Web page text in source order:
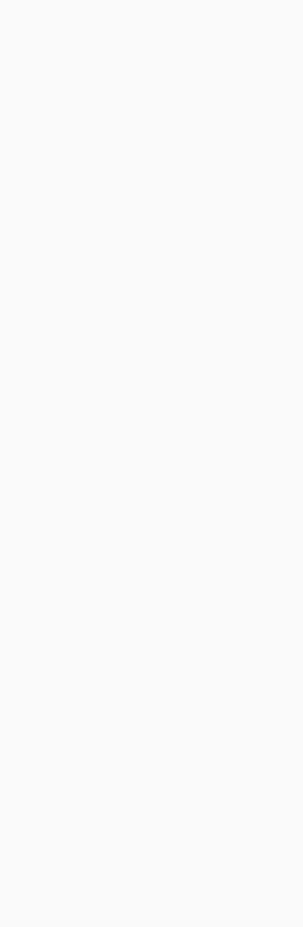
riche. Jetzt anmelden
stark und mutig.
bitte!
verhindern kann.
Podcasterin Judith
Geschichten
selbstbestimmt in